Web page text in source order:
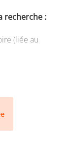
recherche :
(liée au
autres